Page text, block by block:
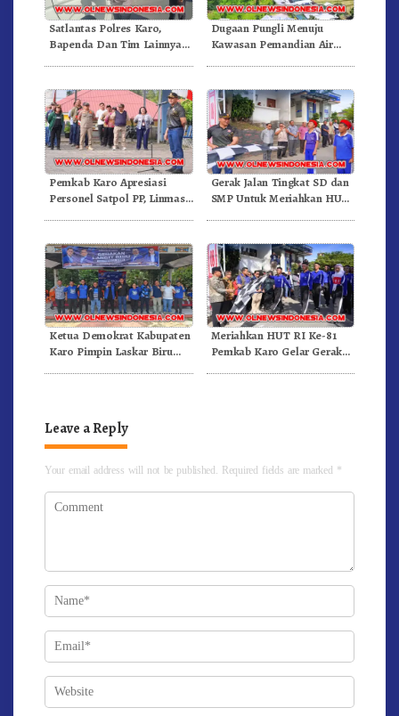
Satlantas Polres Karo,
Bapenda Dan Tim Lainnya
Dugaan Pungli Menuju
Kawasan Pemandian Air
Pemkab Karo Apresiasi
Personel Satpol PP, Linmas,
Gerak Jalan Tingkat SD dan
SMP Untuk Meriahkan HUT
Ketua Demokrat Kabupaten
Karo Pimpin Laskar Biru
Meriahkan HUT RI Ke-81
Pemkab Karo Gelar Gerak
Leave a Reply
Your email address will not be published. Required fields are marked *